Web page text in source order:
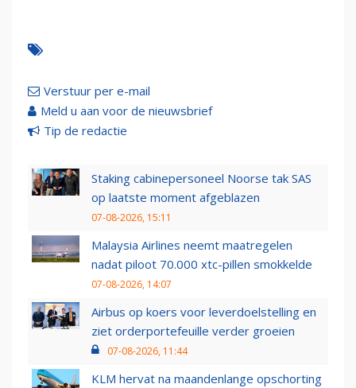
Verstuur per e-mail
Meld u aan voor de nieuwsbrief
Tip de redactie
Staking cabinepersoneel Noorse tak SAS
op laatste moment afgeblazen
07-08-2026, 15:11
Malaysia Airlines neemt maatregelen
nadat piloot 70.000 xtc-pillen smokkelde
07-08-2026, 14:07
Airbus op koers voor leverdoelstelling en
ziet orderportefeuille verder groeien
07-08-2026, 11:44
KLM hervat na maandenlange opschorting